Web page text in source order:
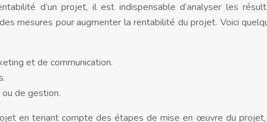
d’un projet, il est indispensable d’analyser les
mesures pour augmenter la rentabilité du projet. Voici
et de communication.
de gestion.
en tenant compte des étapes de mise en œuvre du